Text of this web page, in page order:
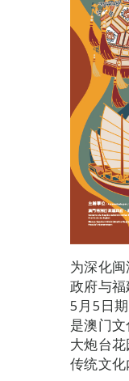
为深化
政府与
5月5日
是澳门
大炮台
传统文化